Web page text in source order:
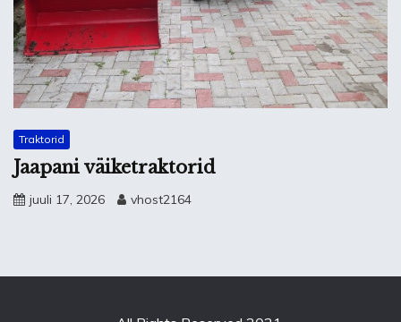
Traktorid
Jaapani väiketraktorid
juuli 17, 2026 vhost2164